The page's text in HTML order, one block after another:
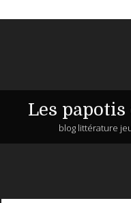
Les papotis
blog littérature